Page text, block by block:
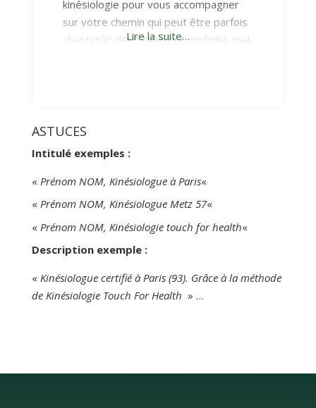
kinésiologie pour vous accompagner
sur votre chemin qui peut être parfois
chaotique: deuil, burn out, maladie, mal
Lire la suite…
ASTUCES
Intitulé exemples :
« Prénom NOM, Kinésiologue à Paris«
« Prénom NOM, Kinésiologue Metz 57«
« Prénom NOM, Kinésiologie touch for health«
Description exemple :
« Kinésiologue certifié à Paris (93). Grâce à la méthode
de Kinésiologie Touch For Health » …